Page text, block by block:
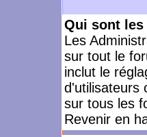
Qui sont
Les
sur tout le
inclut le
d'utilisateurs
sur tous les
Revenir en